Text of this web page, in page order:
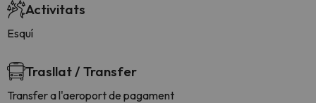
Activitats
Esquí
Trasllat / Transfer
Transfer a l'aeroport de pagament